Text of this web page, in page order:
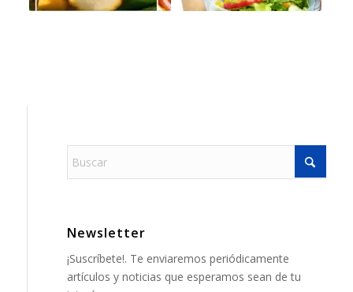
Newsletter
¡Suscríbete!. Te enviaremos periódicamente
artículos y noticias que esperamos sean de tu